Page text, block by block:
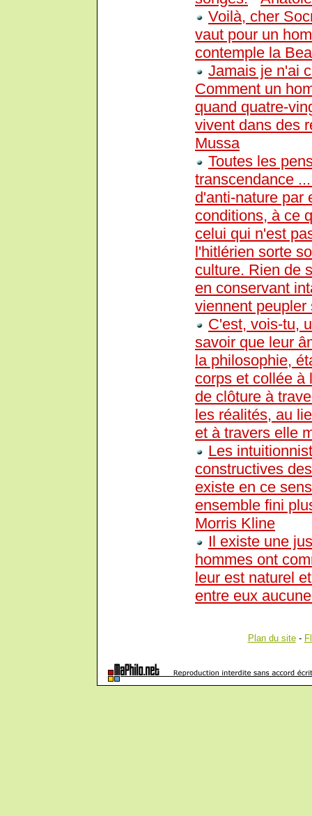
Voilà, cher
vaut pour un
contemple la
Jamais je n'ai
Comment un
quand quatre-
vivent dans des
Mussa
Toutes les
transcendance
d'anti-nature par
conditions, à ce
celui qui n'est
l'hitlérien sorte
culture. Rien de
en conservant
viennent
C'est, vois-tu,
savoir que leur
la philosophie,
corps et collée à
de clôture à
les réalités, au
et à travers elle
Les
constructives
existe en ce
ensemble fini
Morris Kline
Il existe une
hommes ont
leur est naturel
entre eux
Plan du site-